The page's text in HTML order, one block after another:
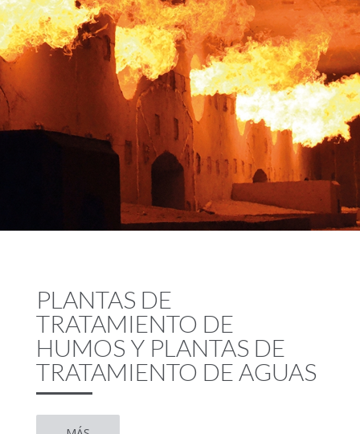
PLANTAS DE
TRATAMIENTO DE
HUMOS Y PLANTAS DE
TRATAMIENTO DE AGUAS